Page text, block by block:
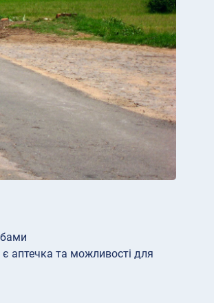
аптечка та можливості для